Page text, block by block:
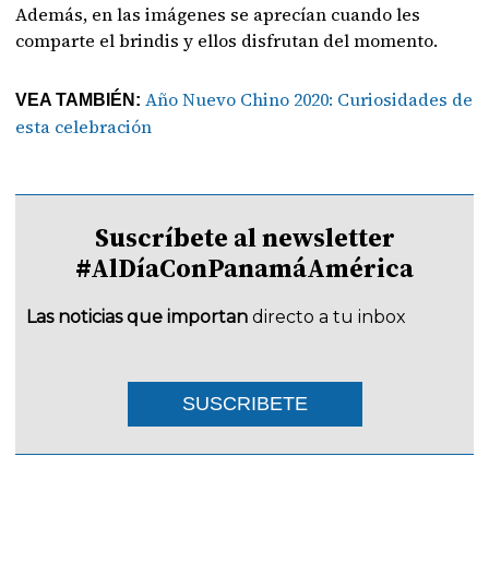
Además, en las imágenes se aprecían cuando les
comparte el brindis y ellos disfrutan del momento.
VEA TAMBIÉN: Año Nuevo Chino 2020: Curiosidades de
esta celebración
Suscríbete al newsletter
#AlDíaConPanamáAmérica
Las noticias que importan directo a tu inbox
SUSCRIBETE